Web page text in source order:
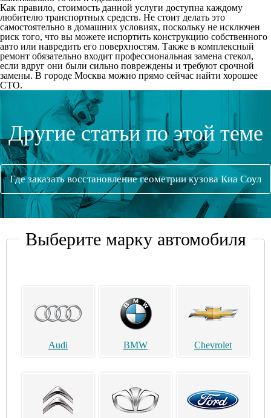
Как правило, стоимость данной услуги доступна каждому
любителю транспортных средств. Не стоит делать это
самостоятельно в домашних условиях, поскольку не исключен
риск того, что вы можете испортить конструкцию собственного
авто или навредить его поверхностям. Также в комплексный
ремонт обязательно входит профессиональная замена стекол,
если вдруг они были сильно повреждены и требуют срочной
замены. В городе Москва можно прямо сейчас найти хорошее
СТО.
Другие статьи по этой теме
Где заказать восстановление геометрии кузова Киа Соул
Выберите марку автомобиля
Audi BMW Chevrolet